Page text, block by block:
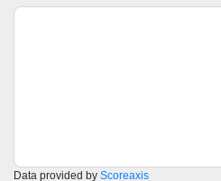
Data provided by Scoreaxis